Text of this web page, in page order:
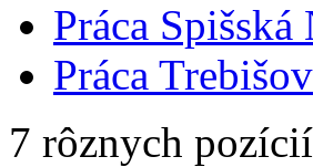
Práca Spišská
Práca Trebišov
7 rôznych pozícií